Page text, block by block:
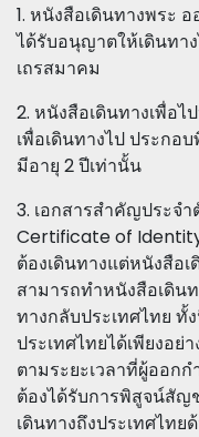
1. หนังสือเดินทางพระ
ได้รับอนุญาตให้เดินทา
เถรสมาคม
2. หนังสือเดินทางเพื่อ
เพื่อเดินทางไป ประกอ
มีอายุ 2 ปีเท่านั้น
3. เอกสารสำคัญประจ
Certificate of
ต้องเดินทางแต่หนังสือ
สามารถทำหนังสือเดิน
ทางกลับประเทศไทย ทั้
ประเทศไทยได้เพียงอย่
ตามระยะเวลาที่ผู้ออก
ต้องได้รับการพิสูจน์สัญ
เดินทางถึงประเทศไทย